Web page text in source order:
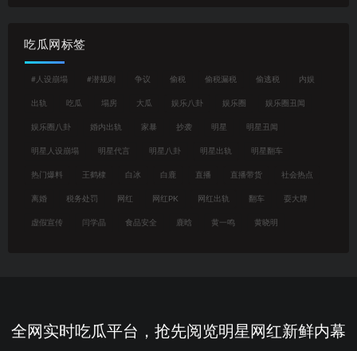
吃瓜网标签
#人设崩塌 #潜规则 争议 偷税 偷税漏税 偷逃税 内娱
出轨 吃瓜 塌房 大瓜 娱乐八卦 娱乐圈 娱乐圈丑闻
娱乐圈八卦 婚内出轨 家暴 抄袭 明星 明星丑闻
明星人设崩塌 明星代言 明星八卦 明星出轨 明星翻车
热门爆料 王鹤棣 白冰 白鹿 直播 直播带货 社会热点
离婚 税务处罚 网红 网红PK 网红出轨 翻车 耍大牌
虚假宣传 闫学晶 食品安全 鹿晗 黄一鸣 黄晓明
全网实时吃瓜平台，抢先阅览明星网红新鲜内幕